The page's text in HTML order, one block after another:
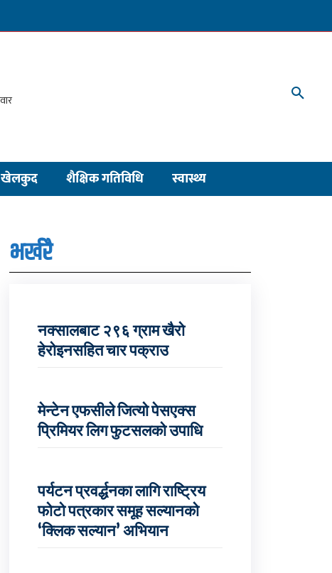
खेलकुद शैक्षिक गतिविधि स्वास्थ्य
भर्खरै
नक्सालबाट २९६ ग्राम खैरो
हेरोइनसहित चार पक्राउ
मेन्टेन एफसीले जित्यो पेसएक्स
प्रिमियर लिग फुटसलको उपाधि
पर्यटन प्रवर्द्धनका लागि राष्ट्रिय
फोटो पत्रकार समूह सल्यानको
‘क्लिक सल्यान’ अभियान